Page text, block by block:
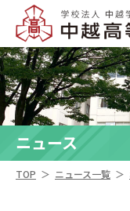
ニュース
TOP ＞ ニュース一覧 ＞